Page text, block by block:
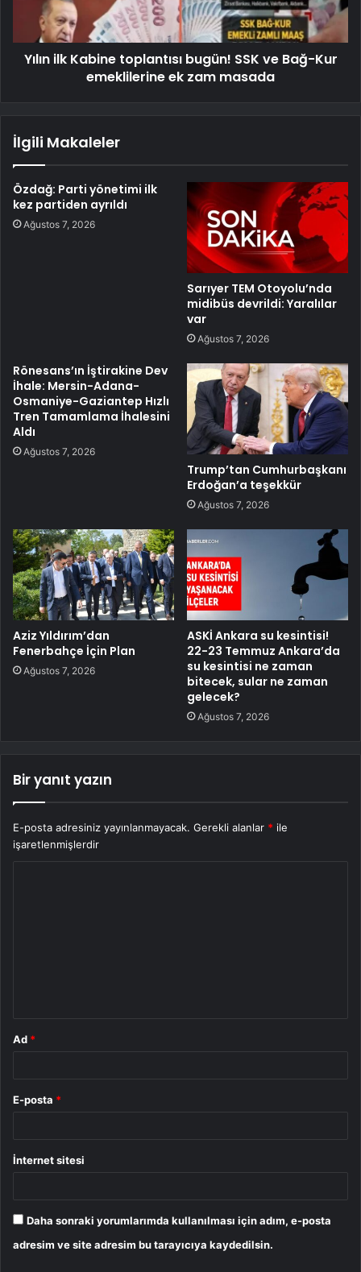
Yılın ilk Kabine toplantısı bugün! SSK ve Bağ-Kur
emeklilerine ek zam masada
İlgili Makaleler
Özdağ: Parti yönetimi ilk
kez partiden ayrıldı
Ağustos 7, 2026
Sarıyer TEM Otoyolu’nda
midibüs devrildi: Yaralılar
var
Ağustos 7, 2026
Rönesans’ın İştirakine Dev
İhale: Mersin-Adana-
Osmaniye-Gaziantep Hızlı
Tren Tamamlama İhalesini
Aldı
Ağustos 7, 2026
Trump’tan Cumhurbaşkanı
Erdoğan’a teşekkür
Ağustos 7, 2026
Aziz Yıldırım’dan
Fenerbahçe İçin Plan
Ağustos 7, 2026
ASKİ Ankara su kesintisi!
22-23 Temmuz Ankara’da
su kesintisi ne zaman
bitecek, sular ne zaman
gelecek?
Ağustos 7, 2026
Bir yanıt yazın
E-posta adresiniz yayınlanmayacak. Gerekli alanlar * ile
işaretlenmişlerdir
Ad *
E-posta *
İnternet sitesi
Daha sonraki yorumlarımda kullanılması için adım, e-posta
adresim ve site adresim bu tarayıcıya kaydedilsin.